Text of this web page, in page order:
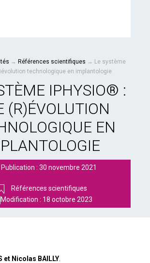
→ Références scientifiques → Le système
technologique en implantologie
IPHYSIO® :
(R)ÉVOLUTION
EN
Publication : 30 novembre 2021
Références scientifiques
Modification : 18 octobre 2023
et Nicolas BAILLY